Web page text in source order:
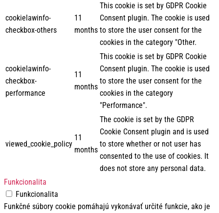
cookielawinfo-
checkbox-others
11
months
This cookie is set by GDPR Cookie
Consent plugin. The cookie is used
to store the user consent for the
cookies in the category "Other.
cookielawinfo-
checkbox-
performance
11
months
This cookie is set by GDPR Cookie
Consent plugin. The cookie is used
to store the user consent for the
cookies in the category
"Performance".
viewed_cookie_policy
11
months
The cookie is set by the GDPR
Cookie Consent plugin and is used
to store whether or not user has
consented to the use of cookies. It
does not store any personal data.
Funkcionalita
Funkcionalita
Funkčné súbory cookie pomáhajú vykonávať určité funkcie, ako je